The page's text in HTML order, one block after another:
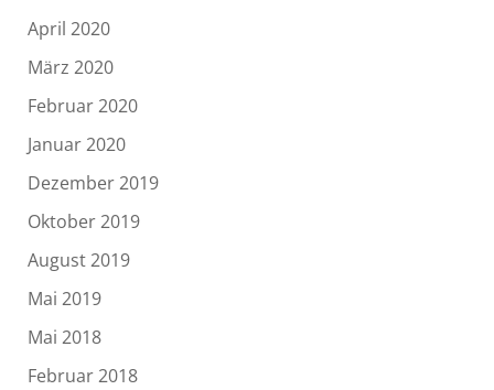
April 2020
März 2020
Februar 2020
Januar 2020
Dezember 2019
Oktober 2019
August 2019
Mai 2019
Mai 2018
Februar 2018